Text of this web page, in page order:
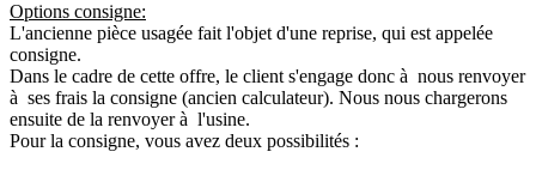
Options consigne:
L'ancienne pièce usagée fait l'objet d'une reprise, qui est appelée
consigne.
Dans le cadre de cette offre, le client s'engage donc à nous renvoyer
à ses frais la consigne (ancien calculateur). Nous nous chargerons
ensuite de la renvoyer à l'usine.
Pour la consigne, vous avez deux possibilités :